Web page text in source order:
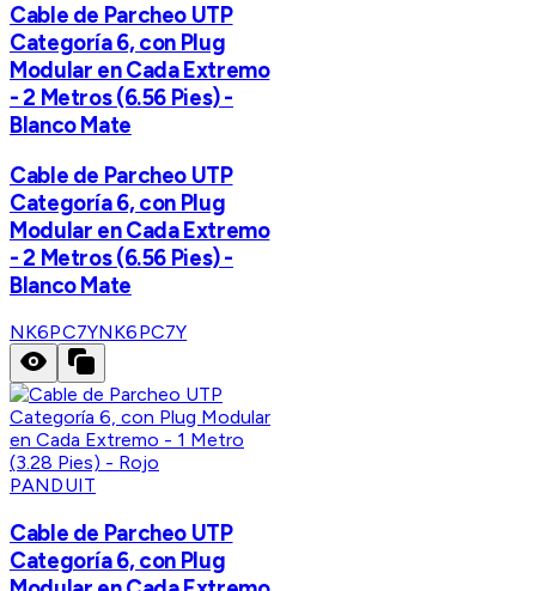
Cable de Parcheo UTP
Categoría 6, con Plug
Modular en Cada Extremo
- 2 Metros (6.56 Pies) -
Blanco Mate
Cable de Parcheo UTP
Categoría 6, con Plug
Modular en Cada Extremo
- 2 Metros (6.56 Pies) -
Blanco Mate
NK6PC7YNK6PC7Y
PANDUIT
Cable de Parcheo UTP
Categoría 6, con Plug